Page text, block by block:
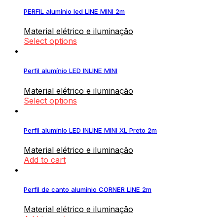
PERFIL alumínio led LINE MINI 2m
Material elétrico e iluminação
Select options
Perfil alumínio LED INLINE MINI
Material elétrico e iluminação
Select options
Perfil alumínio LED INLINE MINI XL Preto 2m
Material elétrico e iluminação
Add to cart
Perfil de canto alumínio CORNER LINE 2m
Material elétrico e iluminação